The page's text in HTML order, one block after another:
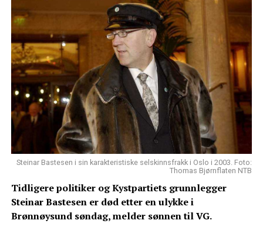
Steinar Bastesen i sin karakteristiske selskinnsfrakk i Oslo i 2003. Foto:
Thomas Bjørnflaten NTB
Tidligere politiker og Kystpartiets grunnlegger
Steinar Bastesen er død etter en ulykke i
Brønnøysund søndag, melder sønnen til VG.